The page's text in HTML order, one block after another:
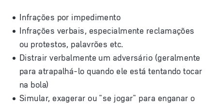
Infrações por impedimento
Infrações verbais, especialmente reclamações
ou protestos, palavrões etc.
Distrair verbalmente um adversário (geralmente
para atrapalhá-lo quando ele está tentando tocar
na bola)
Simular, exagerar ou "se jogar" para enganar o